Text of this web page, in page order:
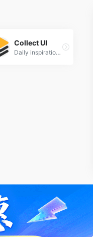
Collect UI
Daily inspiration collected from daily ui archive and beyond.